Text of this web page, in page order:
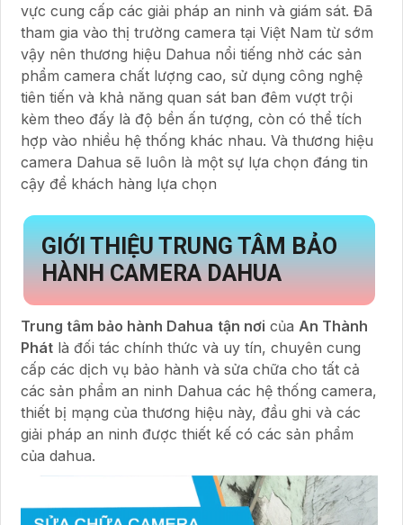
vực cung cấp các giải pháp an ninh và giám sát. Đã
tham gia vào thị trường camera tại Việt Nam từ sớm
vậy nên thương hiệu Dahua nổi tiếng nhờ các sản
phẩm camera chất lượng cao, sử dụng công nghệ
tiên tiến và khả năng quan sát ban đêm vượt trội
kèm theo đấy là độ bền ấn tượng, còn có thể tích
hợp vào nhiều hệ thống khác nhau. Và thương hiệu
camera Dahua sẽ luôn là một sự lựa chọn đáng tin
cậy để khách hàng lựa chọn
GIỚI THIỆU TRUNG TÂM BẢO
HÀNH CAMERA DAHUA
Trung tâm bảo hành Dahua tận nơi của An Thành
Phát là đối tác chính thức và uy tín, chuyên cung
cấp các dịch vụ bảo hành và sửa chữa cho tất cả
các sản phẩm an ninh Dahua các hệ thống camera,
thiết bị mạng của thương hiệu này, đầu ghi và các
giải pháp an ninh được thiết kế có các sản phẩm
của dahua.